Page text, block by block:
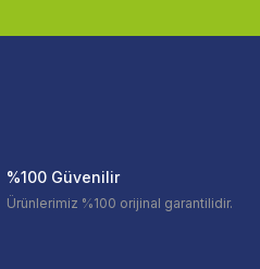
%100 Güvenilir
Ürünlerimiz %100 orijinal garantilidir.